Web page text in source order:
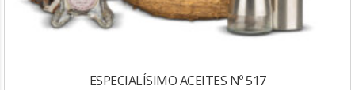
ESPECIALÍSIMO ACEITES Nº 517